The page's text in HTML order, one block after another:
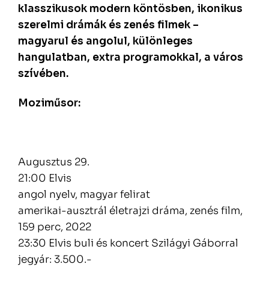
klasszikusok modern köntösben, ikonikus
szerelmi drámák és zenés filmek –
magyarul és angolul, különleges
hangulatban, extra programokkal, a város
szívében.
Moziműsor:
Augusztus 29.
21:00 Elvis
angol nyelv, magyar felirat
amerikai-ausztrál életrajzi dráma, zenés film,
159 perc, 2022
23:30 Elvis buli és koncert Szilágyi Gáborral
jegyár: 3.500.-